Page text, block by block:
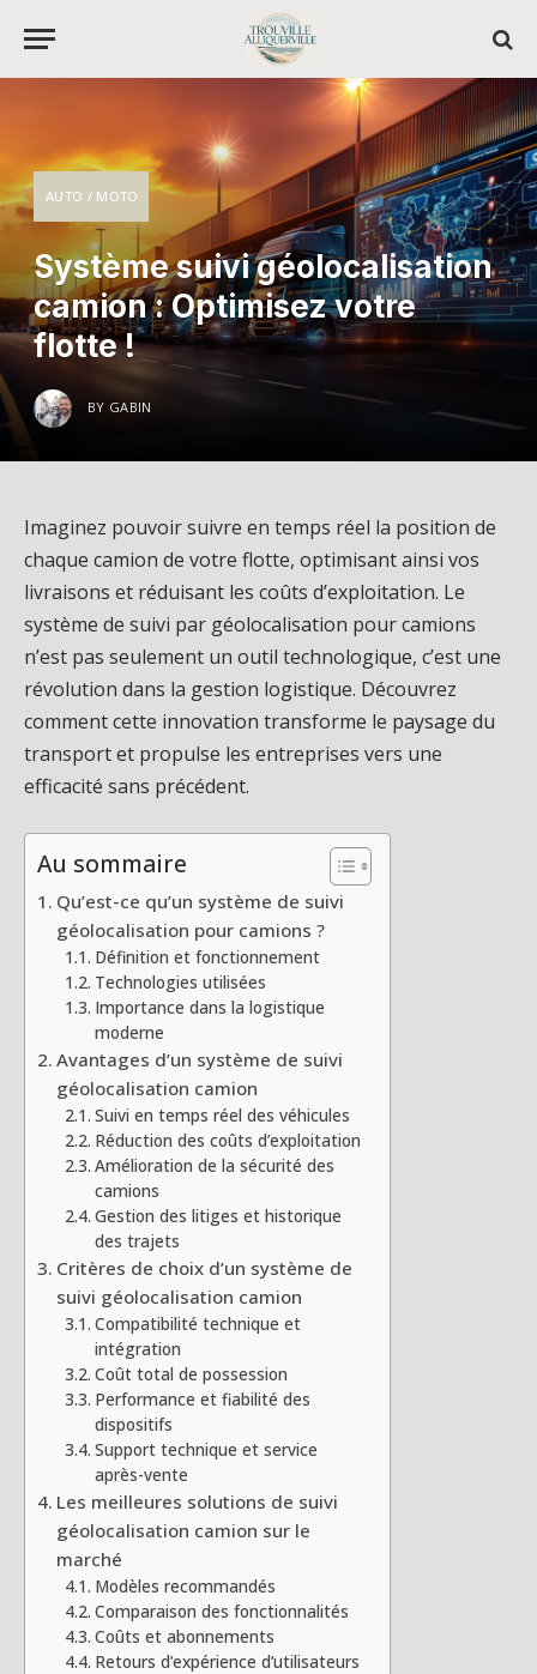
AUTO / MOTO
Système suivi géolocalisation
camion : Optimisez votre
flotte !
BY GABIN
Imaginez pouvoir suivre en temps réel la position de
chaque camion de votre flotte, optimisant ainsi vos
livraisons et réduisant les coûts d’exploitation. Le
système de suivi par géolocalisation pour camions
n’est pas seulement un outil technologique, c’est une
révolution dans la gestion logistique. Découvrez
comment cette innovation transforme le paysage du
transport et propulse les entreprises vers une
efficacité sans précédent.
Au sommaire
Qu’est-ce qu’un système de suivi
géolocalisation pour camions ?
Définition et fonctionnement
Technologies utilisées
Importance dans la logistique
moderne
Avantages d’un système de suivi
géolocalisation camion
Suivi en temps réel des véhicules
Réduction des coûts d’exploitation
Amélioration de la sécurité des
camions
Gestion des litiges et historique
des trajets
Critères de choix d’un système de
suivi géolocalisation camion
Compatibilité technique et
intégration
Coût total de possession
Performance et fiabilité des
dispositifs
Support technique et service
après-vente
Les meilleures solutions de suivi
géolocalisation camion sur le
marché
Modèles recommandés
Comparaison des fonctionnalités
Coûts et abonnements
Retours d’expérience d’utilisateurs